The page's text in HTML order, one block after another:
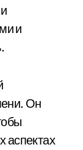
и
Он
аспектах